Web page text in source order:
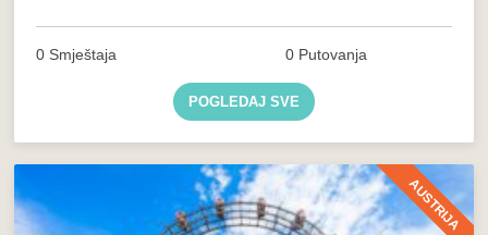
0 Smještaja 0 Putovanja
POGLEDAJ SVE
AUSTRIJA